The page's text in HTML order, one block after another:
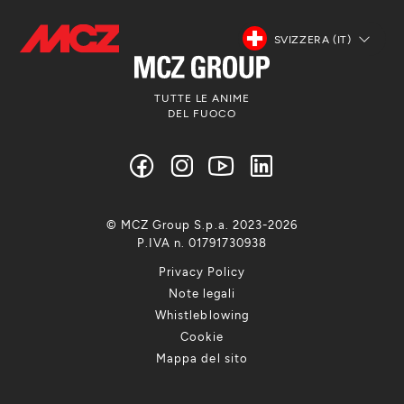
SVIZZERA (IT)
TUTTE LE ANIME
DEL FUOCO
Privacy Policy
Note legali
Whistleblowing
Cookie
Mappa del sito
© MCZ Group S.p.a. 2023-2026
P.IVA n. 01791730938